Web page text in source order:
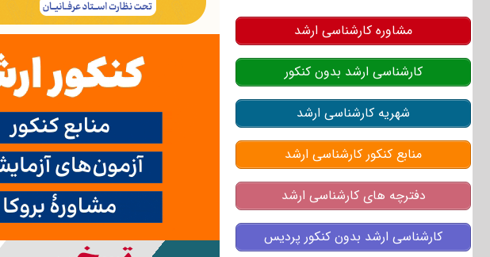
مشاوره کارشناسی ارشد
کارشناسی ارشد بدون کنکور
شهریه کارشناسی ارشد
منابع کنکور کارشناسی ارشد
دفترچه های کارشناسی ارشد
کارشناسی ارشد بدون کنکور پردیس